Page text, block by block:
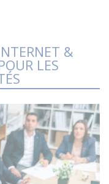
&
LES